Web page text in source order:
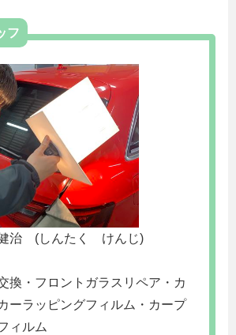
フ
治 (しんたく けんじ)
換・フロントガラスリペア・カ
ーラッピングフィルム・カープ
ィルム